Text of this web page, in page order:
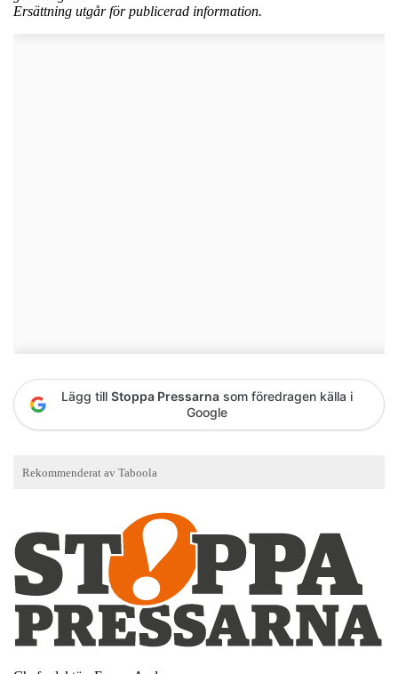
Ersättning utgår för publicerad information.
Lägg till Stoppa Pressarna som föredragen källa i
Google